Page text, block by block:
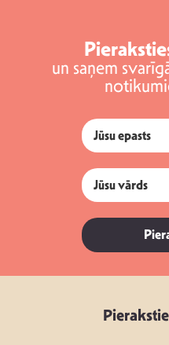
un saņem